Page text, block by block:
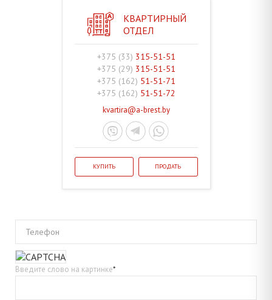
КВАРТИРНЫЙ
ОТДЕЛ
+375 (33) 315-51-51
+375 (29) 315-51-51
+375 (162) 51-51-71
+375 (162) 51-51-72
kvartira@a-brest.by
КУПИТЬ ПРОДАТЬ
Телефон
Введите слово на картинке*